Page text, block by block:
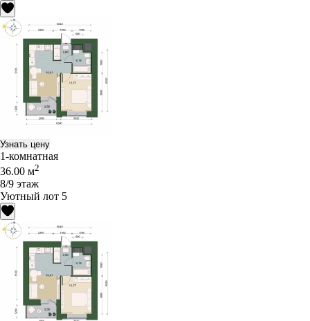
Узнать цену
1-комнатная
36.00 м2
8/9 этаж
Уютный лот 5